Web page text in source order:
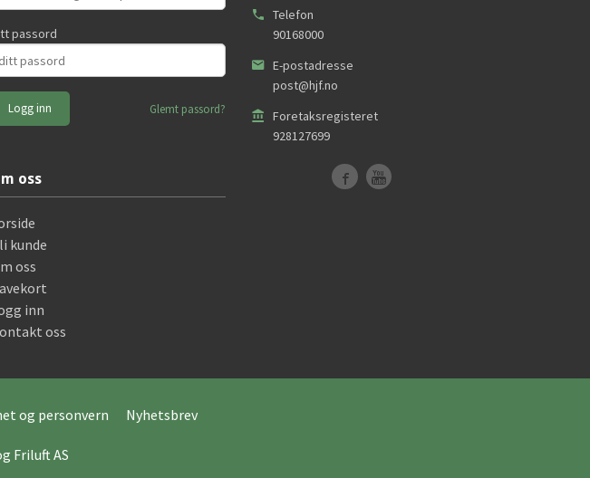
passord
Glemt passord?
oss
kunde
oss
inn
oss
Telefon
90168000
E-postadresse
post@hjf.no
Foretaksregisteret
928127699
og personvern Nyhetsbrev
Friluft AS